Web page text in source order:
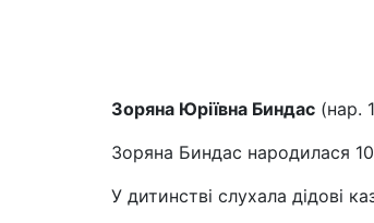
Зоряна Юріївна Биндас (нар.
Зоряна Биндас народилася 10
У дитинстві слухала дідові